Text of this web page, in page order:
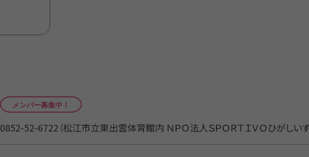
0852-52-6722（松江市立東出雲体育館内 ＮＰＯ法人ＳＰＯＲＴＩＶＯひがしい